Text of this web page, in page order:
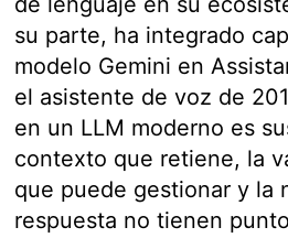
su parte, ha integrado
modelo Gemini en
el asistente de voz de
en un LLM moderno es
contexto que retiene, la
que puede gestionar y la
respuesta no tienen